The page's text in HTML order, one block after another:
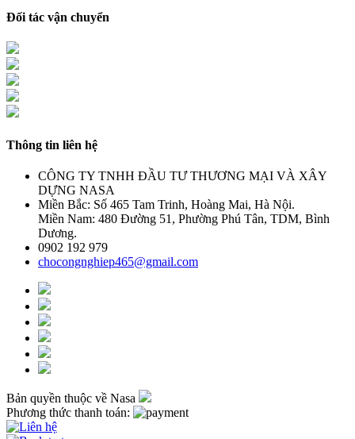
Đối tác vận chuyển
Thông tin liên hệ
CÔNG TY TNHH ĐẦU TƯ THƯƠNG MẠI VÀ XÂY
DỰNG NASA
Miền Bắc: Số 465 Tam Trinh, Hoàng Mai, Hà Nội.
Miền Nam: 480 Đường 51, Phường Phú Tân, TDM, Bình
Dương.
0902 192 979
chocongnghiep465@gmail.com
Bản quyền thuộc về Nasa
Phương thức thanh toán: